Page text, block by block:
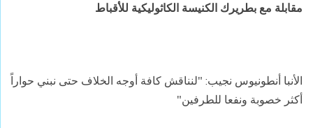
مقابلة مع بطريرك الكنيسة الكاثوليكية للأقباط
الأنبا أنطونيوس نجيب: "لنناقش كافة أوجه الخلاف حتى نبني حواراً
أكثر خصوبة ونفعا للطرفين"